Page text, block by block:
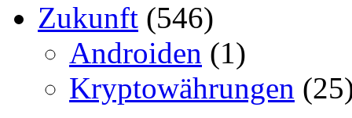
Zukunft (546)
Androiden (1)
Kryptowährungen